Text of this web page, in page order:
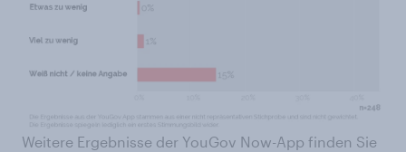
Weitere Ergebnisse der YouGov Now-App finden Sie